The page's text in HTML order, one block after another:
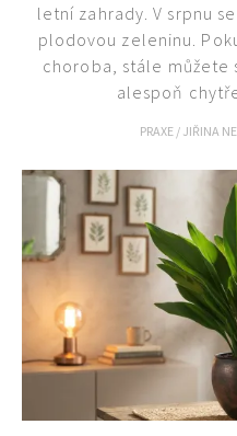
letní zahrady. V srpnu
plodovou zeleninu.
choroba, stále můžete
alespoň
PRAXE / JIŘINA